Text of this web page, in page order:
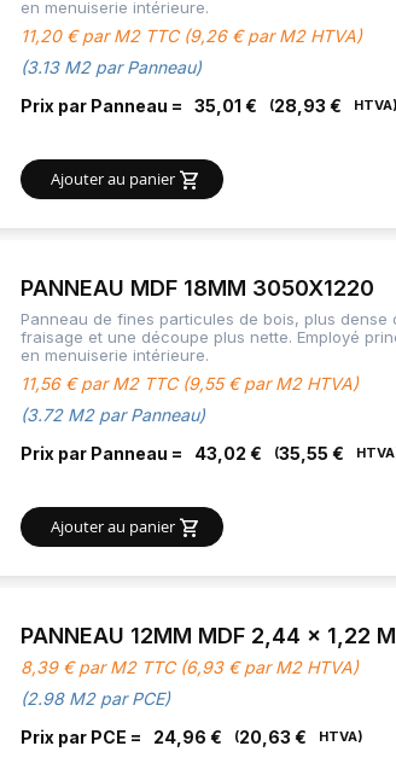
en menuiserie intérieure.
11,20 € par M2 TTC (9,26 € par M2 HTVA)
(3.13 M2 par Panneau)
Prix par Panneau =
35,01 € 28,93 €
Ajouter au panier
PANNEAU MDF 18MM 3050X1220
Panneau de fines particules de bois, plus dense
fraisage et une découpe plus nette. Employé
en menuiserie intérieure.
11,56 € par M2 TTC (9,55 € par M2 HTVA)
(3.72 M2 par Panneau)
Prix par Panneau =
43,02 € 35,55 €
Ajouter au panier
PANNEAU 12MM MDF 2,44 x 1,22 M
8,39 € par M2 TTC (6,93 € par M2 HTVA)
(2.98 M2 par PCE)
Prix par PCE =
24,96 € 20,63 €